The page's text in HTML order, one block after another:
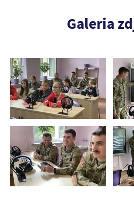
Galeria